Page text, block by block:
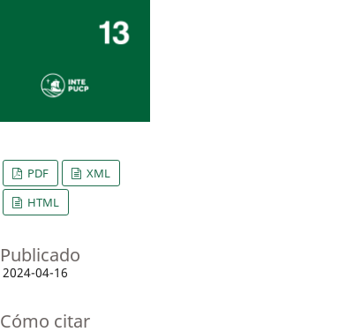
PDF
XML
HTML
Publicado
2024-04-16
Cómo citar